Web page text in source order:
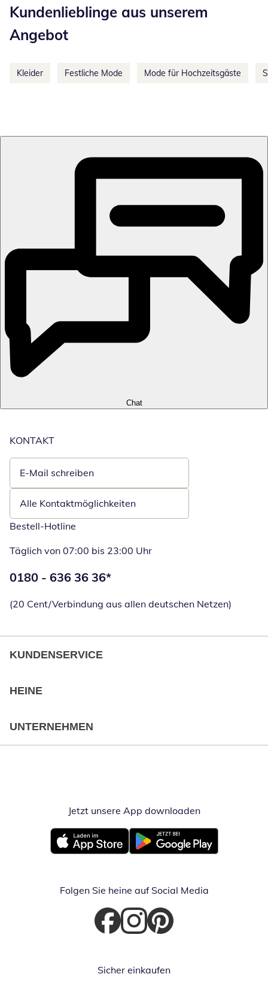
Kundenlieblinge aus unserem
Angebot
Kleider Festliche Mode Mode für Hochzeitsgäste
Chat
KONTAKT
E-Mail schreiben
Öffnet E-Mail-Client
Alle Kontaktmöglichkeiten
Bestell-Hotline
Täglich von 07:00 bis 23:00 Uhr
Telefonnummer:
0180 - 636 36 36*
(20 Cent/Verbindung aus allen deutschen Netzen)
KUNDENSERVICE
HEINE
UNTERNEHMEN
Jetzt unsere App downloadenÖffnet in
Öffnet in neuem FensterÖffnet in neuem Fenster
Folgen Sie heine auf Social Media
Öffnet in neuem Fenster
Öffnet in neuem Fenster
Öffnet in neuem Fenster
Sicher einkaufen